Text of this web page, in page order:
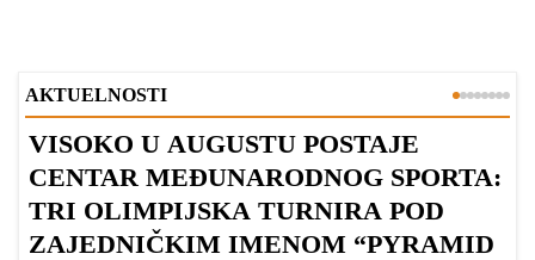
AKTUELNOSTI
VISOKO U AUGUSTU POSTAJE
CENTAR MEĐUNARODNOG SPORTA:
TRI OLIMPIJSKA TURNIRA POD
ZAJEDNIČKIM IMENOM “PYRAMID